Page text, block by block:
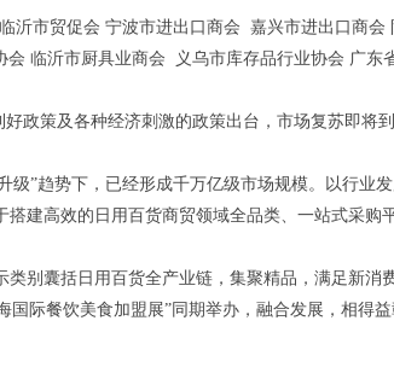
沂市贸促会 宁波市进出口商会 嘉兴市进出口商会
临沂市厨具业商会 义乌市库存品行业协会 广东
政策及各种经济刺激的政策出台，市场复苏即将
”趋势下，已经形成千万亿级市场规模。以行业
建高效的日用百货商贸领域全品类、一站式采购
别囊括日用百货全产业链，集聚精品，满足新消
国际餐饮美食加盟展”同期举办，融合发展，相得